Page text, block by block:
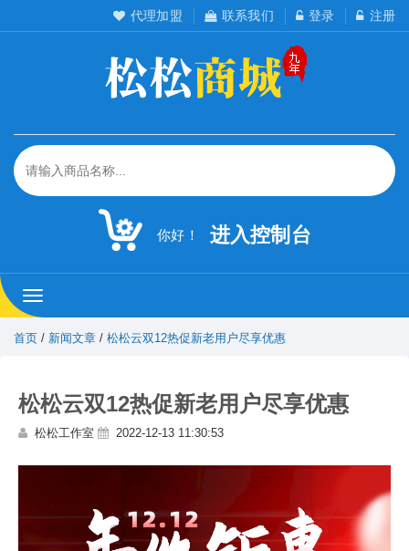
代理加盟 联系我们 登录 注册
你好！ 进入控制台
松
松
作
首页 / 新闻文章 / 松松云双12热促新老用户尽享优惠
松松云双12热促新老用户尽享优惠
松松工作室 2022-12-13 11:30:53